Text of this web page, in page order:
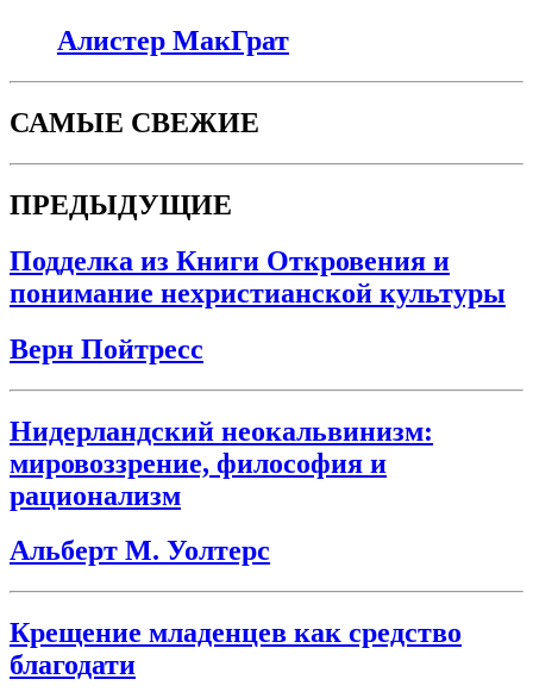
Алистер МакГрат
САМЫЕ СВЕЖИЕ
ПРЕДЫДУЩИЕ
Подделка из Книги Откровения и
понимание нехристианской культуры
Верн Пойтресс
Нидерландский неокальвинизм:
мировоззрение, философия и
рационализм
Альберт М. Уолтерс
Крещение младенцев как средство
благодати